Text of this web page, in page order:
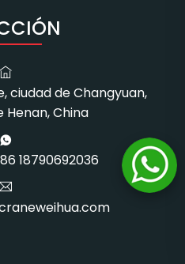
ciudad de Changyuan,
Henan, China
18790692036